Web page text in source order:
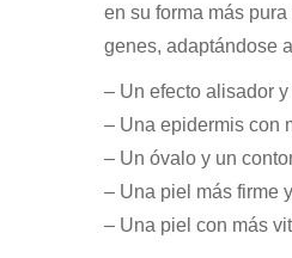
en su forma más
genes, adaptándose
– Un efecto alisador y
– Una epidermis con
– Un óvalo y un
– Una piel más firme
– Una piel con más